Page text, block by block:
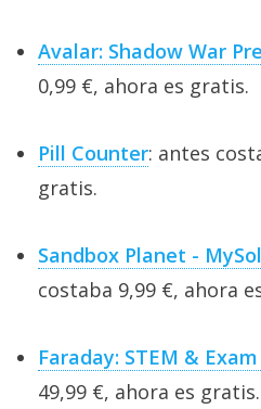
Avalar: Shadow War
0,99 €, ahora es gratis.
Pill Counter: antes
gratis.
Sandbox Planet -
costaba 9,99 €, ahora
Faraday: STEM &
49,99 €, ahora es gratis.